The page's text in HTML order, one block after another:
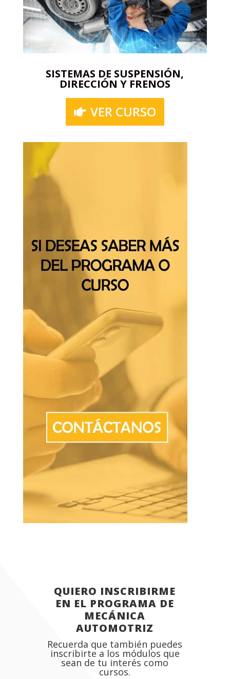
SISTEMAS DE SUSPENSIÓN,
DIRECCIÓN Y FRENOS
VER CURSO
QUIERO INSCRIBIRME
EN EL PROGRAMA DE
MECÁNICA
AUTOMOTRIZ
Recuerda que también puedes
inscribirte a los módulos que
sean de tu interés como
cursos.